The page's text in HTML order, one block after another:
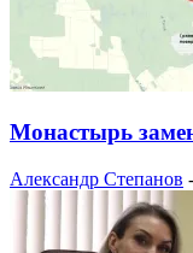
Монастырь
Александр Степанов -